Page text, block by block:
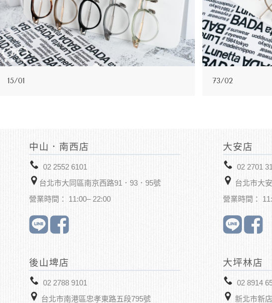
15/01 73/02
中山．南西店
02 2552 6101
台北市大同區南京西路91．93．95號
營業時間： 11:00– 22:00
後山埤店
02 2788 9101
台北市南港區忠孝東路五段795號
大安店
02 2701
台北市大
營業時間：
大坪林店
02 8914
新北市新